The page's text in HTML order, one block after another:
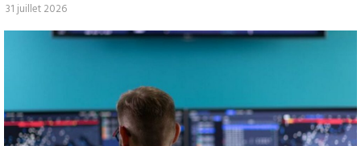
31 juillet 2026